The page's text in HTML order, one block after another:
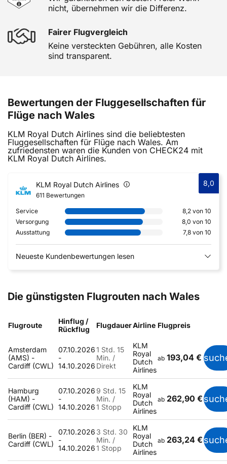
nicht, übernehmen wir die Differenz.
Fairer Flugvergleich
Keine versteckten Gebühren, alle Kosten
sind transparent.
Bewertungen der Fluggesellschaften für
Flüge nach Wales
KLM Royal Dutch Airlines sind die beliebtesten
Fluggesellschaften für Flüge nach Wales. Am
zufriedensten waren die Kunden von CHECK24 mit
KLM Royal Dutch Airlines.
KLM Royal Dutch Airlines
611 Bewertungen
8,0
Service
8,2 von 10
Versorgung
8,0 von 10
Ausstattung
7,8 von 10
Neueste Kundenbewertungen lesen
Die günstigsten Flugrouten nach Wales
Flugroute
Hinflug /
Rückflug
FlugdauerAirline Flugpreis
Amsterdam
(AMS) -
Cardiff (CWL)
07.10.2026
-
14.10.2026
1 Std. 15
Min. /
Direkt
KLM
Royal
Dutch
Airlines
ab 193,04 €
Hamburg
(HAM) -
Cardiff (CWL)
07.10.2026
-
14.10.2026
9 Std. 15
Min. /
1 Stopp
KLM
Royal
Dutch
Airlines
ab 262,90 €
Berlin (BER) -
Cardiff (CWL)
07.10.2026
-
14.10.2026
3 Std. 30
Min. /
1 Stopp
KLM
Royal
Dutch
Airlines
ab 263,24 €